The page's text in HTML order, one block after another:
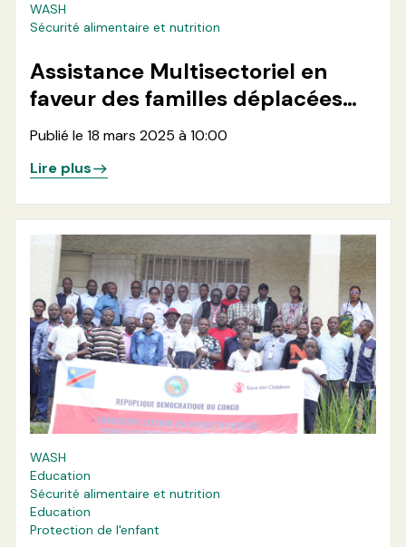
WASH
Sécurité alimentaire et nutrition
Assistance Multisectoriel en
faveur des familles déplacées
retournées dans les zones de
Publié le 18 mars 2025 à 10:00
Lire plus
WASH
Education
Sécurité alimentaire et nutrition
Education
Protection de l'enfant